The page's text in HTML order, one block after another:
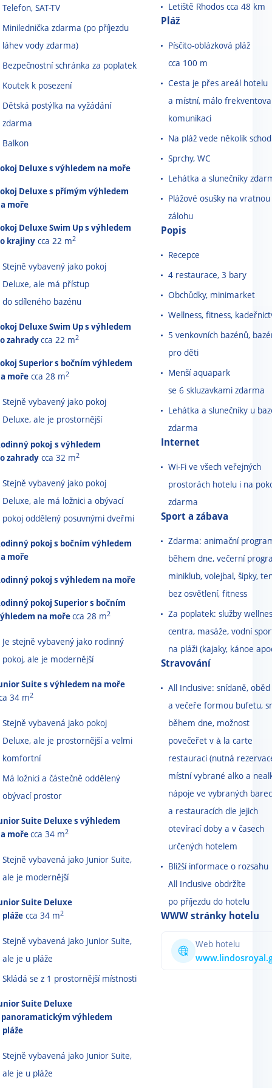
Telefon, SAT-TV
Minilednička zdarma (po příjezdu
láhev vody zdarma)
Bezpečnostní schránka za poplatek
Koutek k posezení
Dětská postýlka na vyžádání
zdarma
Balkon
Deluxe s výhledem na moře
Deluxe s přímým výhledem
moře
Deluxe Swim Up s výhledem
krajiny cca 22 m2
Stejně vybavený jako pokoj
Deluxe, ale má přístup
do sdíleného bazénu
Deluxe Swim Up s výhledem
zahradycca 22 m2
Superior s bočním výhledem
moře cca 28 m2
Stejně vybavený jako pokoj
Deluxe, ale je prostornější
pokoj s výhledem
zahrady cca 32 m2
Stejně vybavený jako pokoj
Deluxe, ale má ložnici a obývací
pokoj oddělený posuvnými dveřmi
pokoj s bočním výhledem
moře
pokoj s výhledem na moře
pokoj Superior s bočním
na mořecca 28 m2
Je stejně vybavený jako rodinný
pokoj, ale je modernější
Suite s výhledem na moře
34 m2
Stejně vybavená jako pokoj
Deluxe, ale je prostornější a velmi
komfortní
Má ložnici a částečně oddělený
obývací prostor
Suite Deluxe s výhledem
mořecca 34 m2
Stejně vybavená jako Junior Suite,
ale je modernější
Suite Deluxe
pláže cca 34 m2
Stejně vybavená jako Junior Suite,
ale je u pláže
Skládá se z 1 prostornější místnosti
Suite Deluxe
panoramatickým výhledem
pláže
Stejně vybavená jako Junior Suite,
ale je u pláže
Letiště Rhodos cca 48 km
Pláž
Písčito-oblázková pláž
cca 100 m
Cesta je přes areál hotelu
a místní, málo
komunikaci
Na pláž vede několik
Sprchy, WC
Lehátka a slunečníky
Plážové osušky na vratnou
zálohu
Popis
Recepce
4 restaurace, 3 bary
Obchůdky, minimarket
Wellness, fitness,
5 venkovních bazénů,
pro děti
Menší aquapark
se 6 skluzavkami zdarma
Lehátka a slunečníky u
zdarma
Internet
Wi-Fi ve všech veřejných
prostorách hotelu i na
zdarma
Sport a zábava
Zdarma: animační
během dne, večerní
miniklub, volejbal, šipky,
bez osvětlení, fitness
Za poplatek: služby
centra, masáže, vodní
na pláži (kajaky, kánoe
Stravování
All Inclusive: snídaně, oběd
a večeře formou bufetu,
během dne, možnost
povečeřet v à la carte
restauraci (nutná
místní vybrané alko a
nápoje ve vybraných
a restauracích dle jejich
otevírací doby a v časech
určených hotelem
Bližší informace o rozsahu
All Inclusive obdržíte
po příjezdu do hotelu
WWW stránky hotelu
Web hotelu